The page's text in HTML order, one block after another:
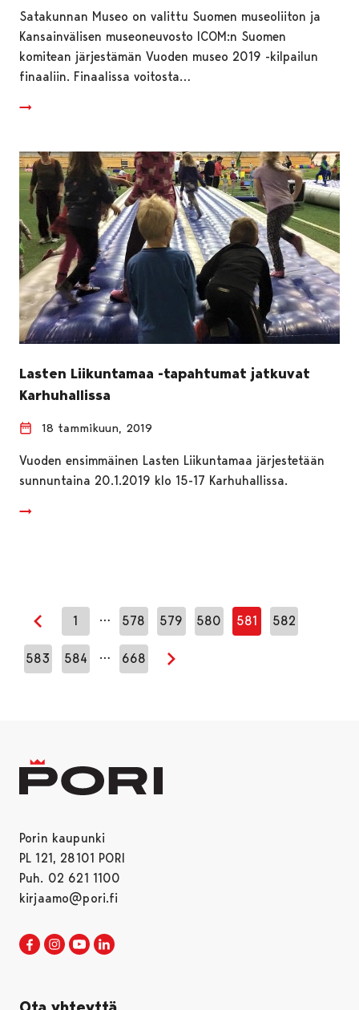
Satakunnan Museo on valittu Suomen museoliiton ja
Kansainvälisen museoneuvosto ICOM:n Suomen
komitean järjestämän Vuoden museo 2019 -kilpailun
finaaliin. Finaalissa voitosta…
Lasten Liikuntamaa -tapahtumat jatkuvat
Karhuhallissa
18 tammikuun, 2019
Vuoden ensimmäinen Lasten Liikuntamaa järjestetään
sunnuntaina 20.1.2019 klo 15-17 Karhuhallissa.
Edellinen sivu
1 … 578 579 580 581 582
583 584 … 668
Seuraava sivu
Porin kaupunki
PL 121, 28101 PORI
Puh. 02 621 1100
kirjaamo@pori.fi
Porin kaupunki Facebookissa
Avautuu uudessa välilehdessä
Porin kaupunki Instagramissa
Avautuu uudessa välilehdessä
Porin kaupunki Youtubessa
Avautuu uudessa välilehdessä